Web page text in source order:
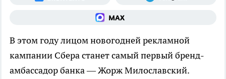
В этом году лицом новогодней рекламной
кампании Сбера станет самый первый бренд-
амбассадор банка — Жорж Милославский.